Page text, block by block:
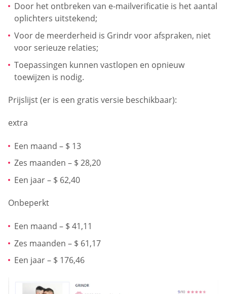
Door het ontbreken van e-mailverificatie is het aantal
oplichters uitstekend;
Voor de meerderheid is Grindr voor afspraken, niet
voor serieuze relaties;
Toepassingen kunnen vastlopen en opnieuw
toewijzen is nodig.
Prijslijst (er is een gratis versie beschikbaar):
extra
Een maand – $ 13
Zes maanden – $ 28,20
Een jaar – $ 62,40
Onbeperkt
Een maand – $ 41,11
Zes maanden – $ 61,17
Een jaar – $ 176,46